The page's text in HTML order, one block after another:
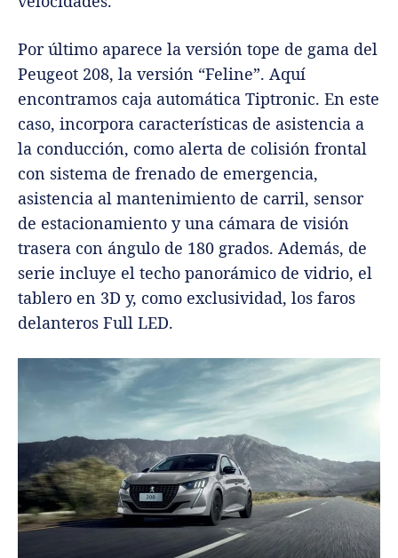
Por último aparece la versión tope de gama del
Peugeot 208, la versión “Feline”. Aquí
encontramos caja automática Tiptronic. En este
caso, incorpora características de asistencia a
la conducción, como alerta de colisión frontal
con sistema de frenado de emergencia,
asistencia al mantenimiento de carril, sensor
de estacionamiento y una cámara de visión
trasera con ángulo de 180 grados. Además, de
serie incluye el techo panorámico de vidrio, el
tablero en 3D y, como exclusividad, los faros
delanteros Full LED.